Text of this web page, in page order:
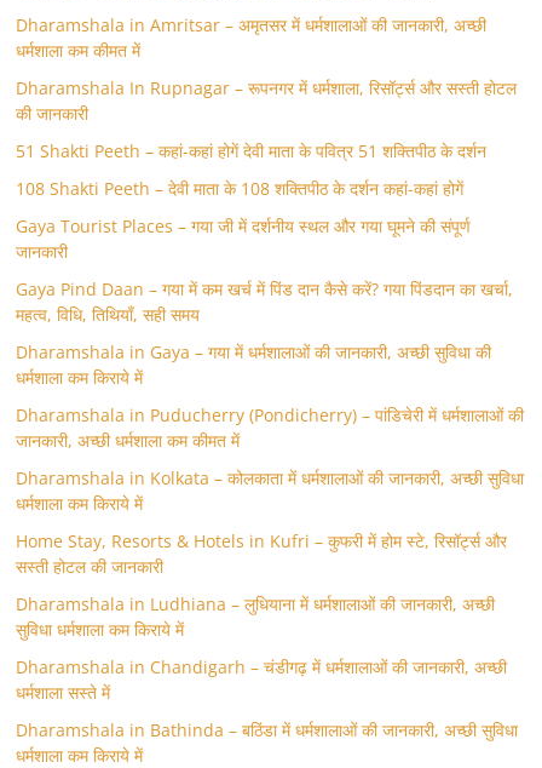
Dharamshala in Amritsar – अमृतसर में धर्मशालाओं की जानकारी, अच्छी
धर्मशाला कम कीमत में
Dharamshala In Rupnagar – रूपनगर में धर्मशाला, रिसॉर्ट्स और सस्ती होटल
की जानकारी
51 Shakti Peeth – कहां-कहां होगें देवी माता के पवित्र 51 शक्तिपीठ के दर्शन
108 Shakti Peeth – देवी माता के 108 शक्तिपीठ के दर्शन कहां-कहां होगें
Gaya Tourist Places – गया जी में दर्शनीय स्थल और गया घूमने की संपूर्ण
जानकारी
Gaya Pind Daan – गया में कम खर्च में पिंड दान कैसे करें? गया पिंडदान का खर्चा,
महत्व, विधि, तिथियाँ, सही समय
Dharamshala in Gaya – गया में धर्मशालाओं की जानकारी, अच्छी सुविधा की
धर्मशाला कम किराये में
Dharamshala in Puducherry (Pondicherry) – पांडिचेरी में धर्मशालाओं की
जानकारी, अच्छी धर्मशाला कम कीमत में
Dharamshala in Kolkata – कोलकाता में धर्मशालाओं की जानकारी, अच्छी सुविधा
धर्मशाला कम किराये में
Home Stay, Resorts & Hotels in Kufri – कुफरी में होम स्‍टे, रिसॉर्ट्स और
सस्ती होटल की जानकारी
Dharamshala in Ludhiana – लुधियाना में धर्मशालाओं की जानकारी, अच्छी
सुविधा धर्मशाला कम किराये में
Dharamshala in Chandigarh – चंडीगढ़ में धर्मशालाओं की जानकारी, अच्छी
धर्मशाला सस्ते में
Dharamshala in Bathinda – बठिंडा में धर्मशालाओं की जानकारी, अच्छी सुविधा
धर्मशाला कम किराये में